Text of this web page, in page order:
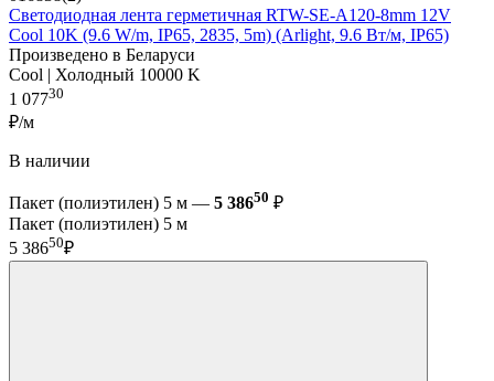
Светодиодная лента герметичная RTW-SE-A120-8mm 12V
Cool 10K (9.6 W/m, IP65, 2835, 5m) (Arlight, 9.6 Вт/м, IP65)
Произведено в Беларуси
Cool | Холодный 10000 K
1 07730
₽/м
В наличии
Пакет (полиэтилен) 5 м — 5 38650 ₽
Пакет (полиэтилен) 5 м
5 38650₽